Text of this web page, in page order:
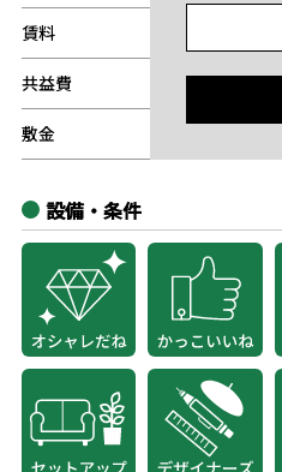
賃料
共益費
敷金
設備・条件